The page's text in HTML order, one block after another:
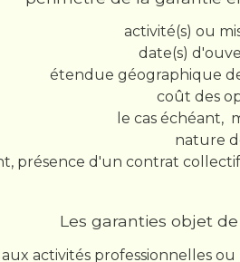
activité(s) ou
date(s)
étendue géographique
coût des
le cas échéant,
nature
présence d'un contrat
Les garanties objet
aux activités professionnelles ou